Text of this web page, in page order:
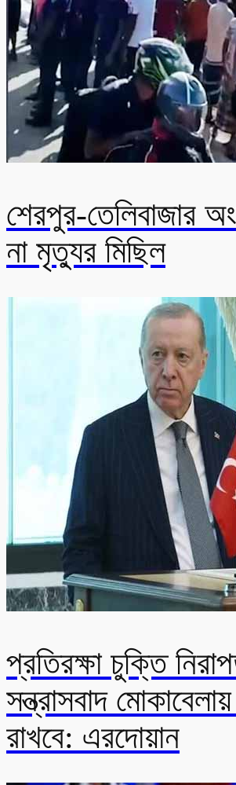
শেরপুর-তেলিবাজার
না মৃত্যুর মিছিল
প্রতিরক্ষা চুক্তি
সন্ত্রাসবাদ
রাখবে: এরদোয়ান